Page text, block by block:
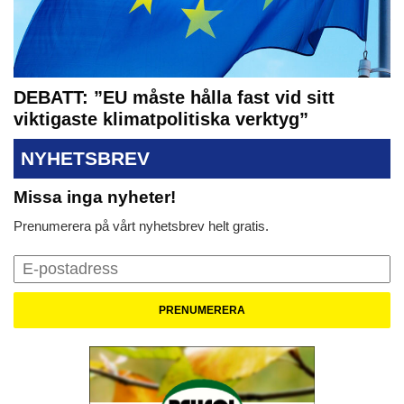
DEBATT: ”EU måste hålla fast vid sitt
viktigaste klimatpolitiska verktyg”
NYHETSBREV
Missa inga nyheter!
Prenumerera på vårt nyhetsbrev helt gratis.